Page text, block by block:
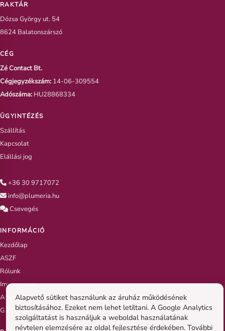
RAKTÁR
Dózsa György ut. 54
8624 Balatonszárszó
CÉG
Zé Contact Bt.
Cégjegyzékszám: 14-06-309554
Adószáma: HU28868334
ÜGYINTÉZÉS
Szállítás
Kapcsolat
Elállási jog
+36 30 9717072
info@plumeria.hu
Csevegés
INFORMÁCIÓ
Kezdőlap
ASZF
Rólunk
Impresszum
Adatvédelem
G.Y.I.K
Alapvető sütiket használunk az áruház működésének
biztosításához. Ezeket nem lehet letiltani. A Google Analytics
szolgáltatást is használjuk a weboldal használatának
névtelen elemzésére az oldal fejlesztése érdekében. További